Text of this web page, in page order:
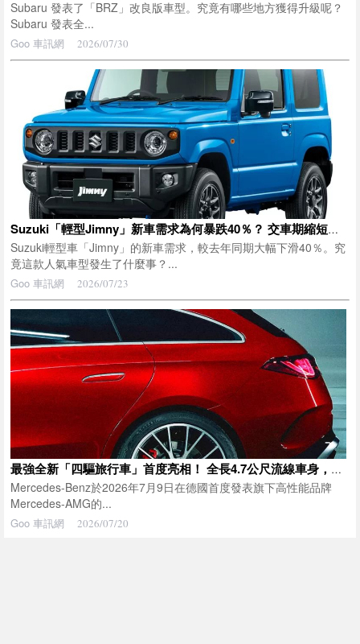
Subaru 發表了「BRZ」改良版車型。究竟有哪些地方獲得升級呢？
Subaru 發表全...
Goo 車訊網 2026/07/30
Suzuki「輕型Jimny」新車需求為何暴跌40％？ 交車期縮短至「約半年」，現在正是最佳入手時機！ 5門版「Nomade」也有影響！？ 即便如此，為何仍能斷言它是「保值神車」？
Suzuki輕型車「Jimny」的新車需求，較去年同期大幅下滑40％。究
竟這款人氣車型發生了什麼事？...
Goo 車訊網 2026/07/23
最強全新「四驅旅行車」首度亮相！ 全長4.7公尺流線車身，搭載680匹馬力動力系統！ 同步推出四門Coupe，新一代Mercedes-AMG「CLA 45 4MATIC+」於德國登場
Mercedes-Benz於2026年7月9日在德國首度發表旗下高性能品牌
Mercedes-AMG的...
Goo 車訊網 2026/07/20